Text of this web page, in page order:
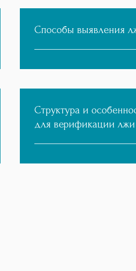
Способы выявления
Структура и
для верификации лжи